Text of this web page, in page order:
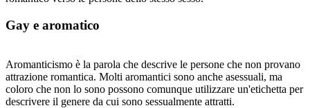
Gay e aromatico
Aromanticismo è la parola che descrive le persone che non provano
attrazione romantica. Molti aromantici sono anche asessuali, ma
coloro che non lo sono possono comunque utilizzare un'etichetta per
descrivere il genere da cui sono sessualmente attratti.